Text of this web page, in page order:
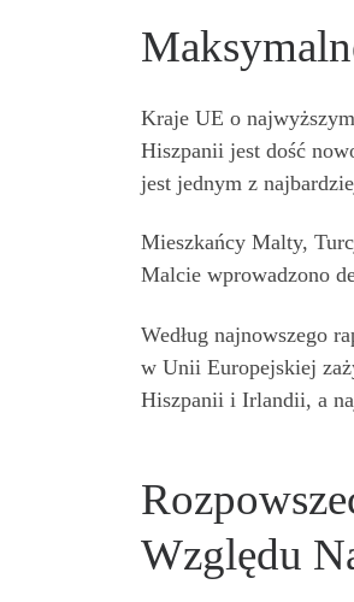
Kraje UE o
Hiszpanii jest dość
jest jednym z
Mieszkańcy Malty,
Malcie wprowadzono
Według najnowszego
w Unii Europejskiej
Hiszpanii i Irlandii, a
Względu